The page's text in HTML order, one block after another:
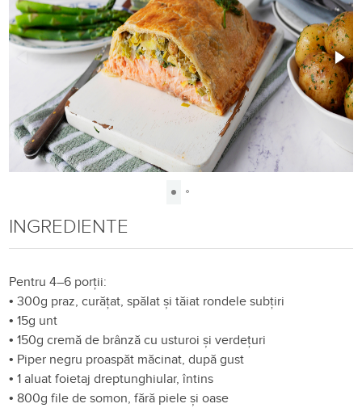
INGREDIENTE
Pentru 4–6 porții:
•300g praz, curățat, spălat și tăiat rondele subțiri
•15g unt
•150g cremă de brânză cu usturoi și verdețuri
• Piper negru proaspăt măcinat, după gust
•1 aluat foietaj dreptunghiular, întins
• 800g file de somon, fără piele și oase